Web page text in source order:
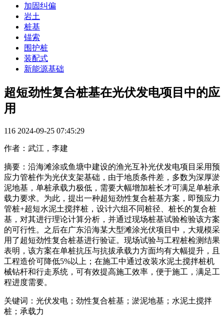
加固纠偏
岩土
桩基
锚索
围护桩
装配式
新能源基础
超短劲性复合桩基在光伏发电项目中的应
用
116 2024-09-25 07:45:29
作者：武江，李建
摘要：沿海滩涂或鱼塘中建设的渔光互补光伏发电项目采用预
应力管桩作为光伏支架基础，由于地质条件差，多数为深厚淤
泥地基，单桩承载力极低，需要大幅增加桩长才可满足单桩承
载力要求。为此，提出一种超短劲性复合桩基方案，即预应力
管桩+超短水泥土搅拌桩，设计六组不同桩径、桩长的复合桩
基，对其进行理论计算分析，并通过现场桩基试验检验该方案
的可行性。之后在广东沿海某大型滩涂光伏项目中，大规模采
用了超短劲性复合桩基进行验证。现场试验与工程桩检测结果
表明，该方案在单桩抗压与抗拔承载力方面均有大幅提升，且
工程造价可降低5%以上；在施工中通过改装水泥土搅拌桩机
械钻杆和行走系统，可有效提高施工效率，便于施工，满足工
程进度需要。
关键词：光伏发电；劲性复合桩基；淤泥地基；水泥土搅拌
桩；承载力